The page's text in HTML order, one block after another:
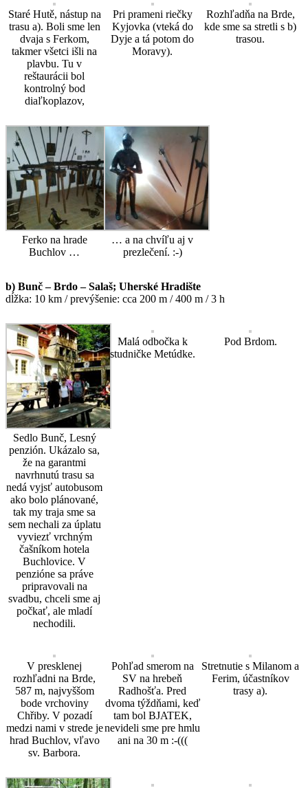
Staré Hutě, nástup na
trasu a). Boli sme len
dvaja s Ferkom,
takmer všetci išli na
plavbu. Tu v
reštaurácii bol
kontrolný bod
diaľkoplazov,
Pri prameni riečky
Kyjovka (vteká do
Dyje a tá potom do
Moravy).
Rozhľadňa na Brde,
kde sme sa stretli s b)
trasou.
Ferko na hrade
Buchlov …
… a na chvíľu aj v
prezlečení. :-)
b) Bunč – Brdo – Salaš; Uherské Hradište
dĺžka: 10 km / prevýšenie: cca 200 m / 400 m / 3 h
Sedlo Bunč, Lesný
penzión. Ukázalo sa,
že na garantmi
navrhnutú trasu sa
nedá vyjsť autobusom
ako bolo plánované,
tak my traja sme sa
sem nechali za úplatu
vyviezť vrchným
čašníkom hotela
Buchlovice. V
penzióne sa práve
pripravovali na
svadbu, chceli sme aj
počkať, ale mladí
nechodili.
Malá odbočka k
studničke Metúdke.
Pod Brdom.
V presklenej
rozhľadni na Brde,
587 m, najvyššom
bode vrchoviny
Chřiby. V pozadí
medzi nami v strede je
hrad Buchlov, vľavo
sv. Barbora.
Pohľad smerom na
SV na hrebeň
Radhošťa. Pred
dvoma týždňami, keď
tam bol BJATEK,
nevideli sme pre hmlu
ani na 30 m :-(((
Stretnutie s Milanom a
Ferim, účastníkov
trasy a).